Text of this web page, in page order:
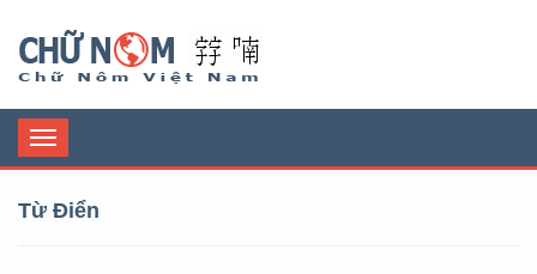
Toggle
navigation
Từ Điển